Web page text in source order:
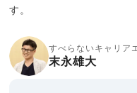
す。
すべらないキャリア
末永雄大